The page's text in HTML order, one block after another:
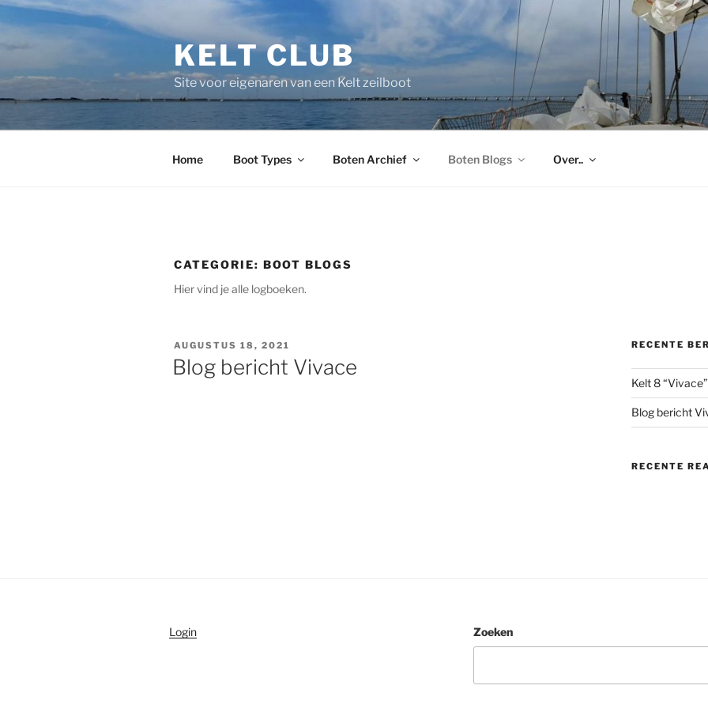
Ga
naar
de
inhoud
KELT CLUB
Site voor eigenaren van een Kelt zeilboot
Home Boot Types Boten Archief Boten Blogs Over..
CATEGORIE: BOOT BLOGS
Hier vind je alle logboeken.
GEPLAATST
OP
AUGUSTUS 18, 2021
Blog bericht Vivace
RECENTE
Kelt 8 “Vivace”
Blog bericht
RECENTE
Login Zoeken